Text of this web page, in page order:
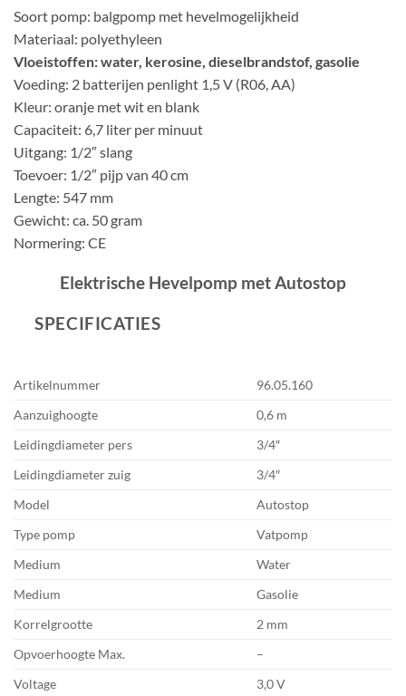
Soort pomp: balgpomp met hevelmogelijkheid
Materiaal: polyethyleen
Vloeistoffen: water, kerosine, dieselbrandstof, gasolie
Voeding: 2 batterijen penlight 1,5 V (R06, AA)
Kleur: oranje met wit en blank
Capaciteit: 6,7 liter per minuut
Uitgang: 1/2″ slang
Toevoer: 1/2″ pijp van 40 cm
Lengte: 547 mm
Gewicht: ca. 50 gram
Normering: CE
Elektrische Hevelpomp met Autostop
SPECIFICATIES
Artikelnummer
96.05.160
Aanzuighoogte
0,6 m
Leidingdiameter pers
3/4″
Leidingdiameter zuig
3/4″
Model
Autostop
Type pomp
Vatpomp
Medium
Water
Medium
Gasolie
Korrelgrootte
2 mm
Opvoerhoogte Max.
–
Voltage
3,0 V